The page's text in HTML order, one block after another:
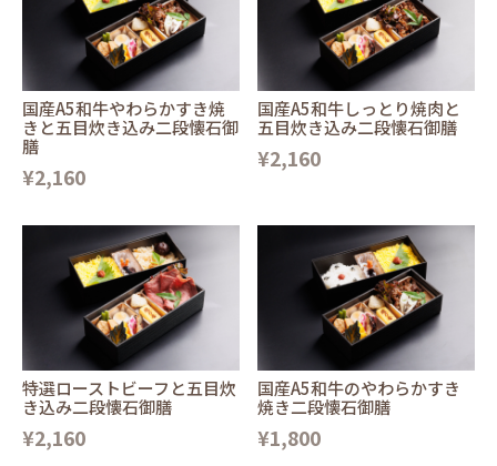
国産A5和牛やわらかすき焼
きと五目炊き込み二段懐石御
膳
¥2,160
国産A5和牛しっとり焼肉と
五目炊き込み二段懐石御膳
¥2,160
特選ローストビーフと五目炊
き込み二段懐石御膳
¥2,160
国産A5和牛のやわらかすき
焼き二段懐石御膳
¥1,800